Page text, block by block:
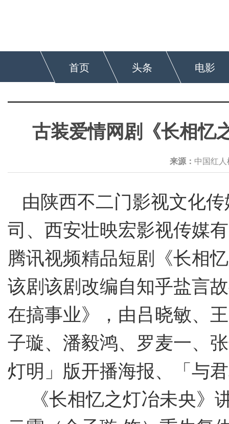
首页 头条 电影
古装爱情网剧《长相忆
来源： 中国红
由陕西不二门影视文化
司、西安壮映宏影视传媒
腾讯视频精品短剧《长相
该剧该剧改编自知乎盐言
在搞事业》，由吕晓敏、
子璇、潘毅鸿、罗麦一、
灯明」版开播海报、「与
《长相忆之灯冶未央